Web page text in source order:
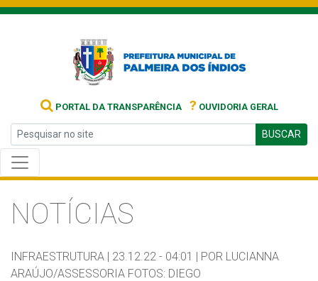
PORTAL DA TRANSPARÊNCIA ? OUVIDORIA GERAL
BUSCAR
NOTÍCIAS
INFRAESTRUTURA | 23.12.22 - 04:01 | POR LUCIANNA
ARAÚJO/ASSESSORIA FOTOS: DIEGO